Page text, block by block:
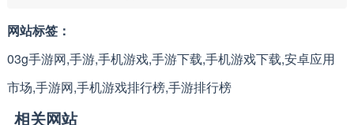
网站标签：
03g手游网,手游,手机游戏,手游下载,手机游戏下载,安卓应用
市场,手游网,手机游戏排行榜,手游排行榜
相关网站